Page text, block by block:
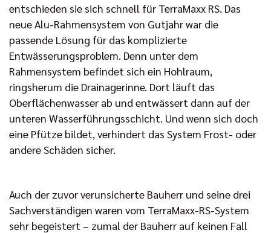
entschieden sie sich schnell für TerraMaxx RS. Das
neue Alu-Rahmensystem von Gutjahr war die
passende Lösung für das komplizierte
Entwässerungsproblem. Denn unter dem
Rahmensystem befindet sich ein Hohlraum,
ringsherum die Drainagerinne. Dort läuft das
Oberflächenwasser ab und entwässert dann auf der
unteren Wasserführungsschicht. Und wenn sich doch
eine Pfütze bildet, verhindert das System Frost- oder
andere Schäden sicher.
Auch der zuvor verunsicherte Bauherr und seine drei
Sachverständigen waren vom TerraMaxx-RS-System
sehr begeistert – zumal der Bauherr auf keinen Fall